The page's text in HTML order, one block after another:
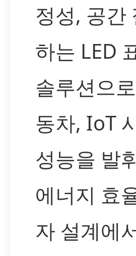
정성, 공간
하는 LED
솔루션으
동차, IoT
성능을 발
에너지 효
자 설계에